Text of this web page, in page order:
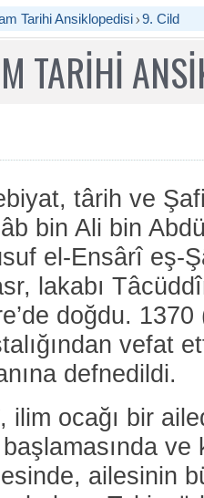
Tarihi Ansiklopedisi 9. Cild
TARİHİ
târih ve
bin Ali bin
el-Ensârî eş-
lakabı
doğdu.
vefat
defnedildi.
ocağı bir
ve
ailesinin